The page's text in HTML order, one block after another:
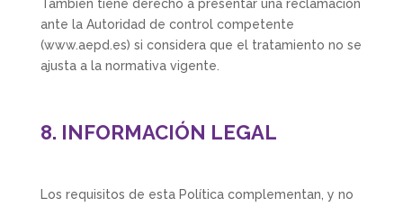
También tiene derecho a presentar una reclamación
ante la Autoridad de control competente
(www.aepd.es) si considera que el tratamiento no se
ajusta a la normativa vigente.
8. INFORMACIÓN LEGAL
Los requisitos de esta Política complementan, y no